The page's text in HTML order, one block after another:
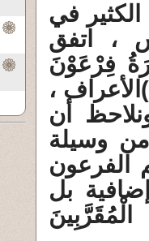
في
، اتفق
فِرْعَوْنَ
قَالُوا إِنَّ لَنَا لأَجْراً إِنْ كُنَّا نَحْنُ الْغَالِبِينَ (113)الأعراف ،
أن
من وسيلة
الفرعون
بل